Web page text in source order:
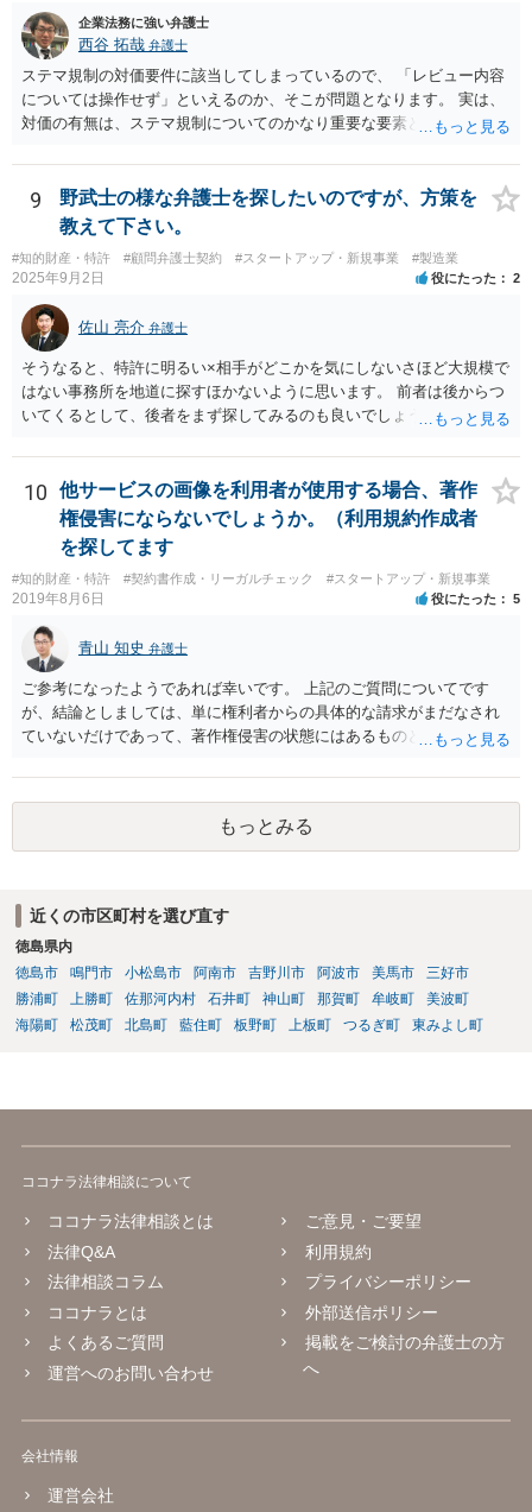
企業法務に強い弁護士
西谷 拓哉 弁護士
ステマ規制の対価要件に該当してしまっているので、 「レビュー内容
については操作せず」といえるのか、そこが問題となります。 実は、
対価の有無は、ステマ規制についてのかなり重要な要素となります。
とを条件に割り引くサービスを提供していたケースですが、 明示的に
高評価と指示していなくても、全件報酬を支払うことを約してレビュ
ーをさせるということになれば、結局はそれはレビュー内容について
事業者が関与していると評価され「事業者による表示（広告）」と判
断される余地は残るといえるでしょう。 あくまで、自身の嗜好に基づ
く、自主的なレビューでなければステマ規制にひっかかる可能性があ
るのです。 ※消費者庁のステマ規制の運用ガイドラインであるhttps://
www.caa.go.jp/policies/policy/representation/fair_labeling/guideline/ass
ets/representation_cms216_230328_03.pdf の５頁（イ）、２（１）参
照
9
野武士の様な弁護士を探したいのですが、方策を
教えて下さい。
#知的財産・特許 #顧問弁護士契約 #スタートアップ・新規事業 #製造業
2025年9月2日 役にたった 2
佐山 亮介 弁護士
そうなると、特許に明るい×相手がどこかを気にしないさほど大規模で
はない事務所を地道に探すほかないように思います。 前者は後からつ
いてくるとして、後者をまず探してみるのも良いでしょう。
10
他サービスの画像を利用者が使用する場合、著作
権侵害にならないでしょうか。（利用規約作成者
を探してます
#知的財産・特許 #契約書作成・リーガルチェック #スタートアップ・新規事業
2019年8月6日 役にたった 5
青山 知史 弁護士
ご参考になったようであれば幸いです。 上記のご質問についてです
が、結論としましては、単に権利者からの具体的な請求がまだなされ
ていないだけであって、著作権侵害の状態にはあるものと思慮いたし
ンテンツの投稿については、適法か否かも含め、投稿者で自己責任で
行うものとし、サイトとしては責任を持たない旨の規定がなされてい
ることがあります。 利用者も多いため、サイトとして投稿画像等のチ
ェックは行えないことから、自己責任で判断して行動するように求め
ような画像もそのまま投稿されてしまい、結果として、権利者から削
除や損害賠償等の請求がなされるまで、事実上、その投稿状態が残っ
たままになっているものと思われます。 こうした無断転載の件数は多
く、また、本人の特定にも時間や費用がかかることから、全ての無断
転載に対しては、権利者が対応できていないという実情があるものと
いてきた場合には、こうした無断転載をしていると、権利侵害の責任
法な状態とは必ずしも言い難く、権利者の行動次第では責任が生じか
ねないものですので、やはりこうした無断転載は控えた方が安全かと
思慮いたします。
もっとみる
近くの市区町村を選び直す
徳島県内
徳島市
鳴門市 小松島市 阿南市 吉野川市 阿波市 美馬市
三好市
勝浦町
上勝町 佐那河内村 石井町 神山町 那賀町 牟岐町
美波町
海陽町
松茂町 北島町 藍住町 板野町 上板町 つるぎ町 東みよし町
ココナラ法律相談について
ココナラ法律相談とは
法律Q&A
法律相談コラム
ココナラとは
よくあるご質問
運営へのお問い合わせ
ご意見・ご要望
利用規約
プライバシーポリシー
外部送信ポリシー
掲載をご検討の弁護士の方
へ
会社情報
運営会社